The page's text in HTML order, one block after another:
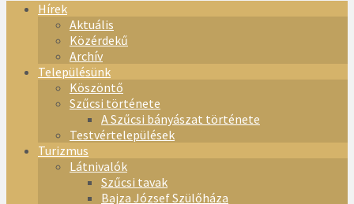
Hírek
Aktuális
Közérdekű
Archív
Településünk
Köszöntő
Szűcsi története
A Szűcsi bányászat története
Testvértelepülések
Turizmus
Látnivalók
Szűcsi tavak
Bajza József Szülőháza